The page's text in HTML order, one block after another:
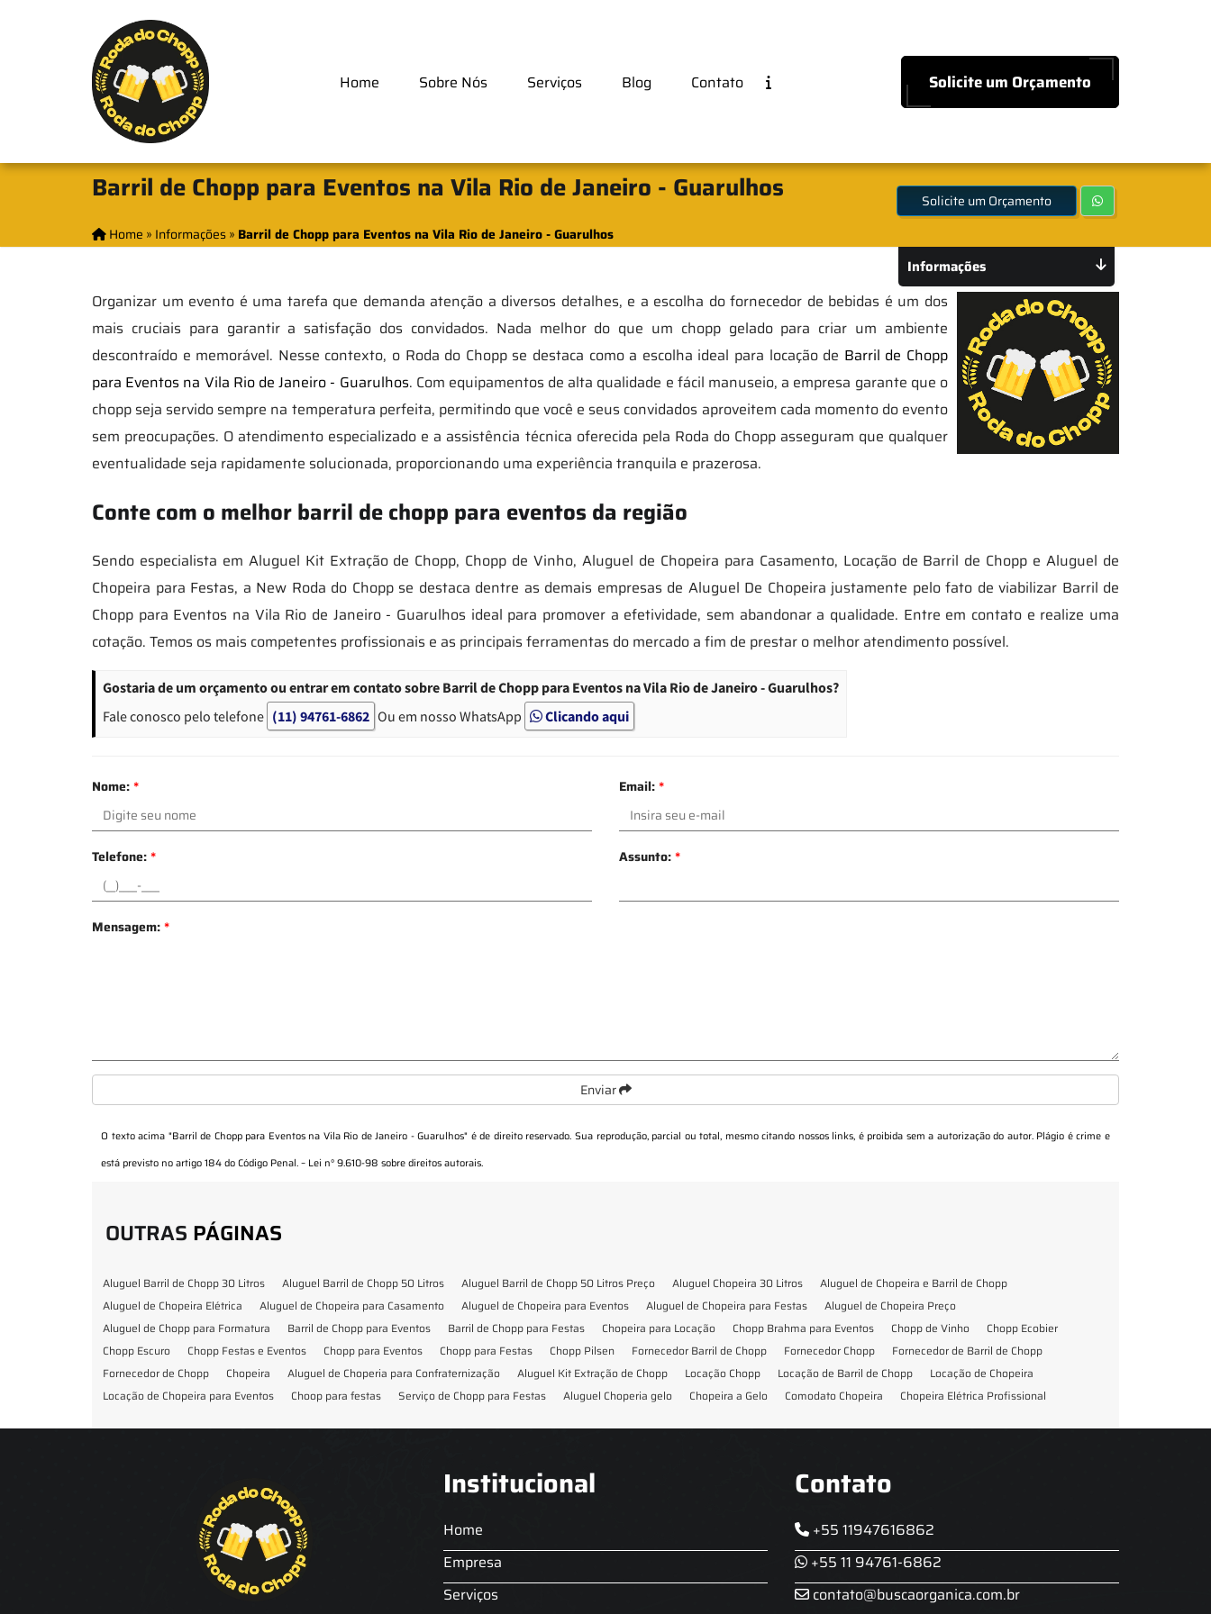
Home Sobre Nós Serviços Blog Contato Solicite um Orçamento
Barril de Chopp para Eventos na Vila Rio de Janeiro - Guarulhos
Home » Informações» Barril de Chopp para Eventos na Vila Rio de Janeiro - Guarulhos
Solicite um Orçamento
Organizar um evento é uma tarefa que demanda atenção a diversos detalhes, e a escolha do fornecedor de bebidas é um dos
mais cruciais para garantir a satisfação dos convidados. Nada melhor do que um chopp gelado para criar um ambiente
descontraído e memorável. Nesse contexto, o Roda do Chopp se destaca como a escolha ideal para locação de Barril de Chopp
para Eventos na Vila Rio de Janeiro - Guarulhos. Com equipamentos de alta qualidade e fácil manuseio, a empresa garante que o
chopp seja servido sempre na temperatura perfeita, permitindo que você e seus convidados aproveitem cada momento do evento
sem preocupações. O atendimento especializado e a assistência técnica oferecida pela Roda do Chopp asseguram que qualquer
eventualidade seja rapidamente solucionada, proporcionando uma experiência tranquila e prazerosa.
Conte com o melhor barril de chopp para eventos da região
Sendo especialista em Aluguel Kit Extração de Chopp, Chopp de Vinho, Aluguel de Chopeira para Casamento, Locação de Barril de Chopp e Aluguel de
Chopeira para Festas, a New Roda do Chopp se destaca dentre as demais empresas de Aluguel De Chopeira justamente pelo fato de viabilizar Barril de
Chopp para Eventos na Vila Rio de Janeiro - Guarulhos ideal para promover a efetividade, sem abandonar a qualidade. Entre em contato e realize uma
cotação. Temos os mais competentes profissionais e as principais ferramentas do mercado a fim de prestar o melhor atendimento possível.
Gostaria de um orçamento ou entrar em contato sobre Barril de Chopp para Eventos na Vila Rio de Janeiro - Guarulhos?
Fale conosco pelo telefone (11) 94761-6862 Ou em nosso WhatsApp Clicando aqui
Nome:* Email:*
Telefone:* Assunto:*
Mensagem:*
Enviar
O texto acima "Barril de Chopp para Eventos na Vila Rio de Janeiro - Guarulhos" é de direito reservado. Sua reprodução, parcial ou total, mesmo citando nossos links, é proibida sem a autorização do autor. Plágio é crime e
está previsto no artigo 184 do Código Penal. – Lei n° 9.610-98 sobre direitos autorais.
Informações
OUTRAS PÁGINAS
Aluguel Barril de Chopp 30 Litros Aluguel Barril de Chopp 50 Litros Aluguel Barril de Chopp 50 Litros Preço Aluguel Chopeira 30 Litros
Aluguel de Chopeira e Barril de Chopp
Aluguel de Chopeira Elétrica
Aluguel de Chopeira para Casamento Aluguel de Chopeira para Eventos Aluguel de Chopeira para Festas
Aluguel de Chopeira Preço
Aluguel de Chopp para Formatura
Barril de Chopp para Eventos Barril de Chopp para Festas Chopeira para Locação Chopp Brahma para Eventos Chopp de Vinho
Chopp Ecobier
Chopp Escuro
Chopp Festas e Eventos Chopp para Eventos Chopp para Festas Chopp Pilsen Fornecedor Barril de Chopp Fornecedor Chopp
Fornecedor de Barril de Chopp
Fornecedor de Chopp
Chopeira Aluguel de Choperia para Confraternização Aluguel Kit Extração de Chopp Locação Chopp Locação de Barril de Chopp
Locação de Chopeira
Locação de Chopeira para Eventos
Choop para festas Serviço de Chopp para Festas Aluguel Choperia gelo Chopeira a Gelo Comodato Chopeira
Chopeira Elétrica Profissional
Institucional
Home
Empresa
Serviços
Contato
+55 11947616862
+55 11 94761-6862
contato@buscaorganica.com.br